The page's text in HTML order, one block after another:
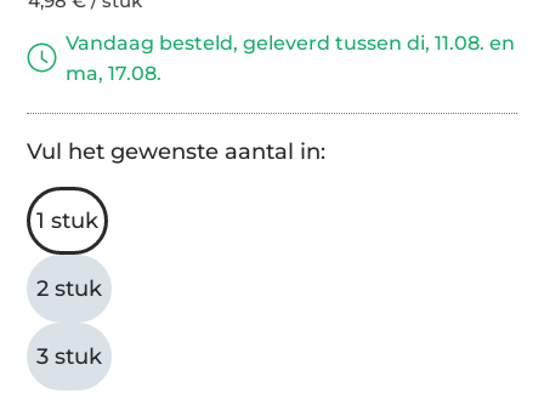
Vandaag besteld, geleverd tussen di, 11.08. en
ma, 17.08.
Vul het gewenste aantal in:
1 stuk
2 stuk
3 stuk